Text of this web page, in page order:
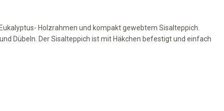
Holzrahmen und kompakt gewebtem Sisalteppich.
Dübeln. Der Sisalteppich ist mit Häkchen befestigt und einfach